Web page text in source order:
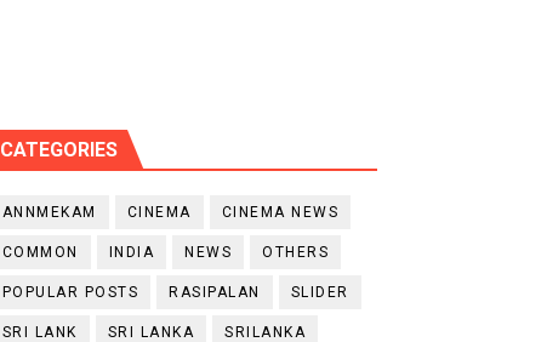
CATEGORIES
ANNMEKAM CINEMA CINEMA NEWS
COMMON INDIA NEWS OTHERS
POPULAR POSTS RASIPALAN SLIDER
SRI LANK SRI LANKA SRILANKA